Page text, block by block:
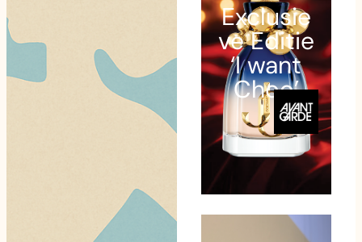
Exclusie
ve Editie
‘I want
Choo’